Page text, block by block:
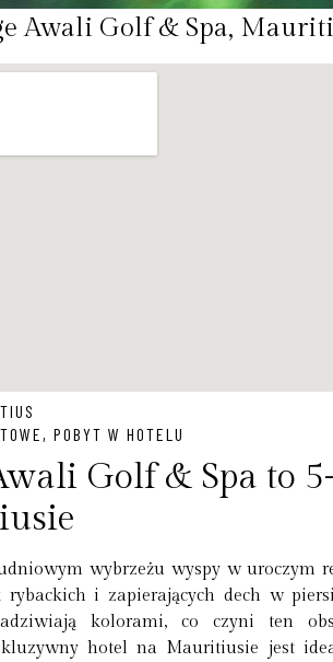
Awali Golf & Spa,
, POBYT W HOTELU
Golf & Spa to
wybrzeżu wyspy w uroczym
rybackich i zapierających dech w
kolorami, co czyni ten
hotel na Mauritiusie jest